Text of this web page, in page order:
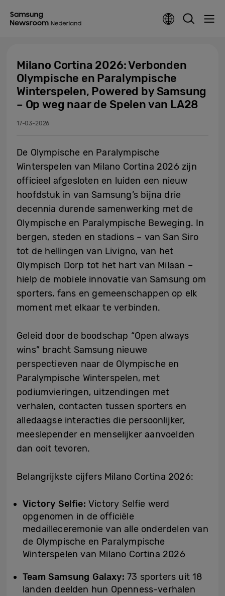
Milano Cortina 2026: Verbonden
Olympische en Paralympische
Winterspelen, Powered by Samsung
– Op weg naar de Spelen van LA28
17-03-2026
De Olympische en Paralympische
Winterspelen van Milano Cortina 2026 zijn
officieel afgesloten en luiden een nieuw
hoofdstuk in van Samsung’s bijna drie
decennia durende samenwerking met de
Olympische en Paralympische Beweging. In
bergen, steden en stadions – van San Siro
tot de hellingen van Livigno, van het
Olympisch Dorp tot het hart van Milaan –
hielp de mobiele innovatie van Samsung om
sporters, fans en gemeenschappen op elk
moment met elkaar te verbinden.
Geleid door de boodschap “Open always
wins” bracht Samsung nieuwe
perspectieven naar de Olympische en
Paralympische Winterspelen, met
podiumvieringen, uitzendingen met
verhalen, contacten tussen sporters en
alledaagse interacties die persoonlijker,
meeslepender en menselijker aanvoelden
dan ooit tevoren.
Belangrijkste cijfers Milano Cortina 2026:
Victory Selfie:Victory Selfie werd
opgenomen in de officiële
medailleceremonie van alle onderdelen van
de Olympische en Paralympische
Winterspelen van Milano Cortina 2026
Team Samsung Galaxy: 73 sporters uit 18
landen deelden hun Openness-verhalen